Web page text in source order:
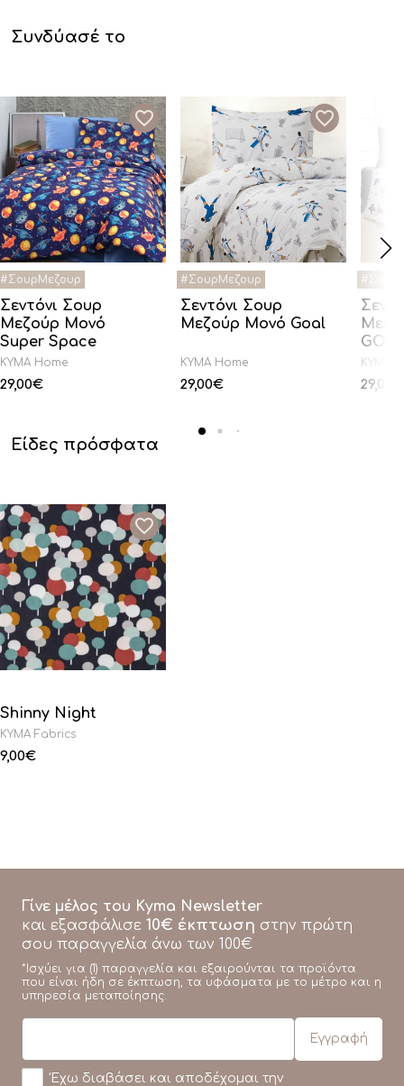
Συνδύασέ το
Σεντόνι Σουρ
Μεζούρ Μονό
Super Space
KYMA Home
29,00€
Σεντόνι Σουρ
Μεζούρ Μονό Goal
KYMA Home
29,00€
GOAT
KYMA
29,00
Είδες πρόσφατα
Shinny Night
KYMA Fabrics
9,00€
Γίνε μέλος του Kyma Newsletter
και εξασφάλισε 10€ έκπτωση στην πρώτη
σου παραγγελία άνω των 100€
*Ισχύει για (1) παραγγελία και εξαιρούνται τα προϊόντα
που είναι ήδη σε έκπτωση, τα υφάσματα με το μέτρο και η
υπηρεσία μεταποίησης.
Έχω διαβάσει και αποδέχομαι την